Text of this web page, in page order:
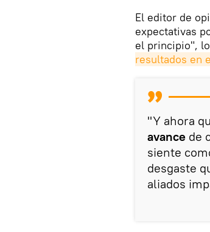
El editor de
expectativas
el principio",
resultados en
"Y ahora
avance de
siente
desgaste
aliados